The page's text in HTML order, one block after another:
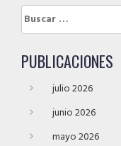
Buscar:
PUBLICACIONES
julio 2026
junio 2026
mayo 2026